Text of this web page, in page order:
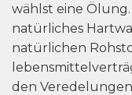
wählst eine
natürliches
natürlichen
den